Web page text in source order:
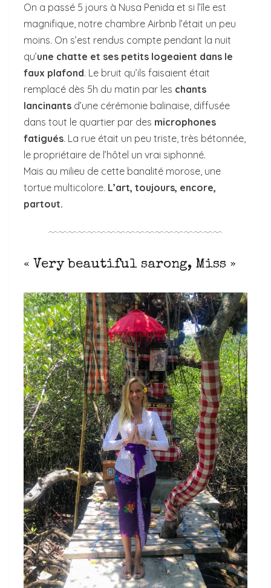
On a passé 5 jours à Nusa Penida et si l’île est
magnifique, notre chambre Airbnb l’était un peu
moins. On s’est rendus compte pendant la nuit
qu’une chatte et ses petits logeaient dans le
faux plafond. Le bruit qu’ils faisaient était
remplacé dès 5h du matin par les chants
lancinants d’une cérémonie balinaise, diffusée
dans tout le quartier par des microphones
fatigués. La rue était un peu triste, très bétonnée,
le propriétaire de l’hôtel un vrai siphonné.
Mais au milieu de cette banalité morose, une
tortue multicolore. L’art, toujours, encore,
partout.
﹋﹋﹋﹋﹋﹋﹋﹋﹋﹋﹋﹋﹋﹋﹋﹋﹋﹋
« Very beautiful sarong, Miss »